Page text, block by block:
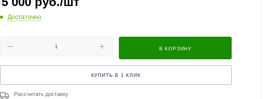
Достаточно
В КОРЗИНУ
КУПИТЬ В 1 КЛИК
Рассчитать доставку